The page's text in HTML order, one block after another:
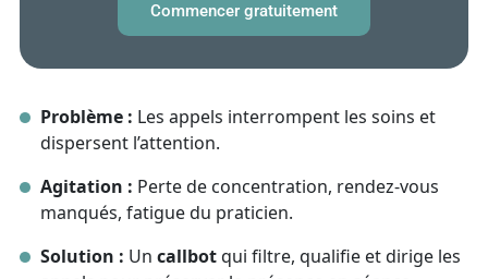
Commencer gratuitement
Problème : Les appels interrompent les soins et
dispersent l’attention.
Agitation : Perte de concentration, rendez‑vous
manqués, fatigue du praticien.
Solution : Uncallbotqui filtre, qualifie et dirige les